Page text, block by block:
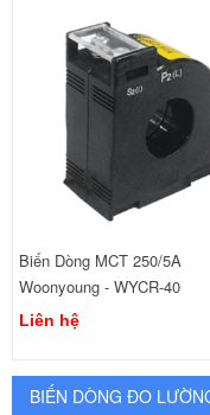
Biến Dòng MCT 250/5A
Woonyoung - WYCR-40
Liên hệ
BIẾN DÒNG ĐO